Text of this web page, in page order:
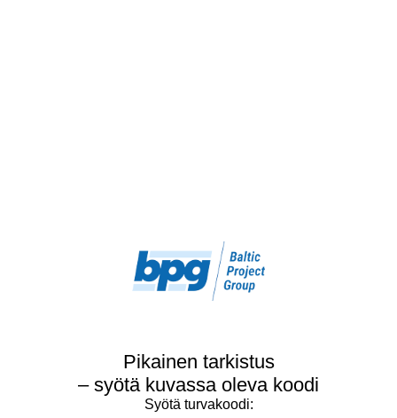
Pikainen tarkistus
– syötä kuvassa oleva koodi
Syötä turvakoodi: